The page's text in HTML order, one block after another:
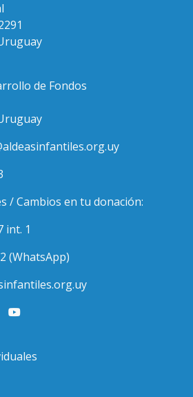
de Fondos
/ Cambios en tu donación:
int. 1
(WhatsApp)